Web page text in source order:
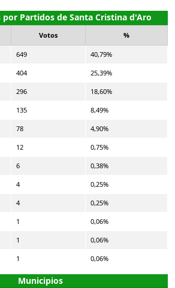
por Partidos de Santa Cristina d'Aro
Votos %
649 40,79%
404 25,39%
296 18,60%
135 8,49%
78 4,90%
12 0,75%
6 0,38%
4 0,25%
4 0,25%
1 0,06%
1 0,06%
1 0,06%
Municipios